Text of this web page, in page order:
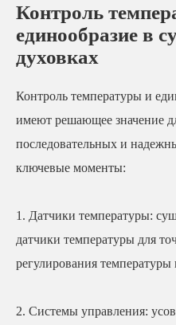
Контроль
единообразие в
духовках
Контроль температуры и
имеют решающее значение
последовательных и
ключевые моменты:
1. Датчики температуры:
датчики температуры для
регулирования
2. Системы управления: